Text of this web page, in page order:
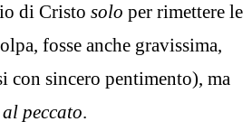
di Cristo solo per rimettere le
fosse anche gravissima,
con sincero pentimento), ma
peccato.